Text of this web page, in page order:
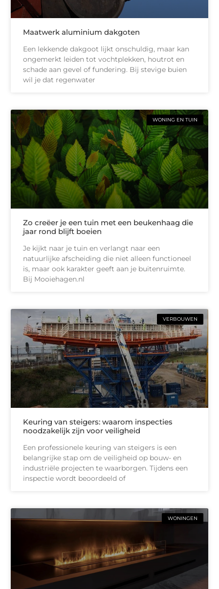
Maatwerk aluminium dakgoten
Een lekkende dakgoot lijkt onschuldig, maar kan
ongemerkt leiden tot vochtplekken, houtrot en
schade aan gevel of fundering. Bij stevige buien
wil je dat regenwater
WONING EN TUIN
Zo creëer je een tuin met een beukenhaag die
jaar rond blijft boeien
Je kijkt naar je tuin en verlangt naar een
natuurlijke afscheiding die niet alleen functioneel
is, maar ook karakter geeft aan je buitenruimte.
Bij Mooiehagen.nl
VERBOUWEN
Keuring van steigers: waarom inspecties
noodzakelijk zijn voor veiligheid
Een professionele keuring van steigers is een
belangrijke stap om de veiligheid op bouw- en
industriële projecten te waarborgen. Tijdens een
inspectie wordt beoordeeld of
WONINGEN